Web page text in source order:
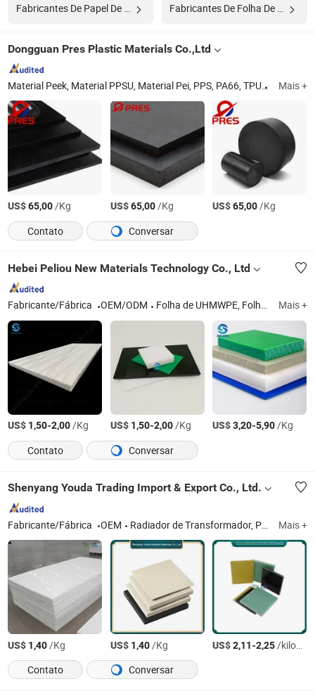
Dongguan Pres Plastic Materials Co.,Ltd
Material Peek, Material PPSU, Material Pei, PPS, PA66, TPU Mais +
US$65,00/Kg US$65,00/Kg US$65,00/Kg
Contato
Conversar
Hebei Peliou New Materials Technology Co., Ltd
Fabricante/Fábrica OEM/ODM Folha de UHMWPE, Folha de HDPE, Folha de PP, PE1000 Folha, Mats de Proteção de Solo e Pads de Estabilização, Guarda-Rail de UHMWPE, Folha de Nylon, Peças de CNC de Plástico, Tábuas de Corte de PE, Barra de Plástico de PE Mais +
US$ 1,50-2,00/Kg US$ 1,50-2,00/Kg US$3,20-5,90/Kg
Contato
Conversar
Shenyang Youda Trading Import & Export Co., Ltd.
Fabricante/Fábrica OEM Radiador de Transformador, Papel de Isolamento, Folha de Isolamento, Papel de Isolamento Elétrico, Filmes de Isolamento, Papel de Peixe, Papel DDP Mais +
US$ 1,40/Kg US$ 1,40/Kg US$2,11-2,25/kilograms
Contato
Conversar